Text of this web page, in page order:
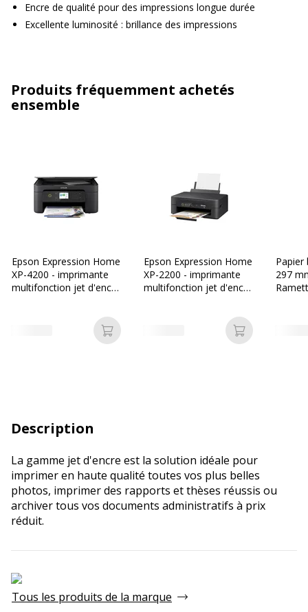
Encre de qualité pour des impressions longue durée
Excellente luminosité : brillance des impressions
Produits fréquemment achetés
ensemble
Epson Expression Home
XP-4200 - imprimante
multifonction jet d'encre
Ajouter au panier
Epson Expression Home
XP-2200 - imprimante
multifonction jet d'encre
Ajouter au
Papier
297
Description
La gamme jet d'encre est la solution idéale pour
imprimer en haute qualité toutes vos plus belles
photos, imprimer des rapports et thèses réussis ou
archiver tous vos documents administratifs à prix
réduit.
Tous les produits de la marque